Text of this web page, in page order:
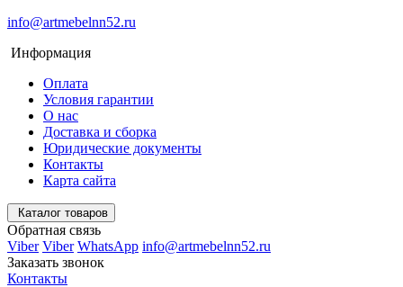
info@artmebelnn52.ru
Информация
Оплата
Условия гарантии
О нас
Доставка и сборка
Юридические документы
Контакты
Карта сайта
Каталог товаров
Обратная связь
Viber Viber WhatsApp info@artmebelnn52.ru
Заказать звонок
Контакты